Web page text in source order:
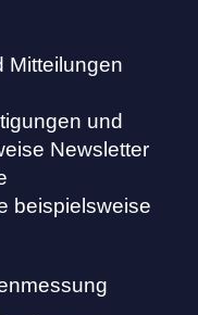
Mitteilungen
und
Newsletter
beispielsweise